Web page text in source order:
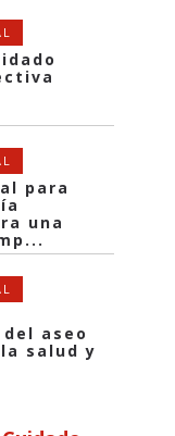
lugar ...
para
una
aseo
salud y